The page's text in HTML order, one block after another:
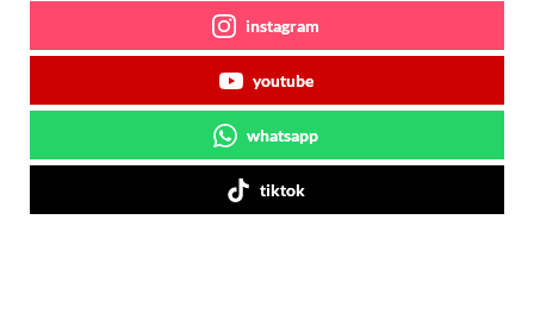
instagram
youtube
whatsapp
tiktok